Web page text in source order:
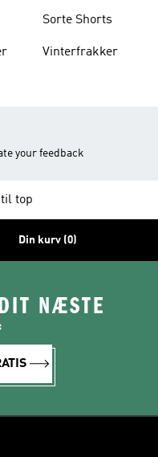
Sorte Shorts
Vinterfrakker
your feedback
til top
Din kurv (0)
NÆSTE